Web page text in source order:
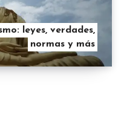
leyes, verdades,
normas y más